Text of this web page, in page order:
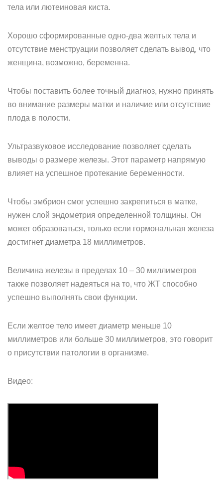
тела или лютеиновая киста.
Хорошо сформированные одно-два желтых тела и
отсутствие менструации позволяет сделать вывод, что
женщина, возможно, беременна.
Чтобы поставить более точный диагноз, нужно принять
во внимание размеры матки и наличие или отсутствие
плода в полости.
Ультразвуковое исследование позволяет сделать
выводы о размере железы. Этот параметр напрямую
влияет на успешное протекание беременности.
Чтобы эмбрион смог успешно закрепиться в матке,
нужен слой эндометрия определенной толщины. Он
может образоваться, только если гормональная железа
достигнет диаметра 18 миллиметров.
Величина железы в пределах 10 – 30 миллиметров
также позволяет надеяться на то, что ЖТ способно
успешно выполнять свои функции.
Если желтое тело имеет диаметр меньше 10
миллиметров или больше 30 миллиметров, это говорит
о присутствии патологии в организме.
Видео: